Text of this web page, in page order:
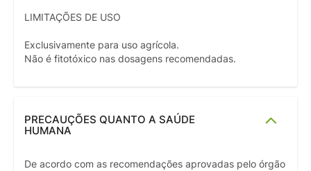
LIMITAÇÕES DE USO
Exclusivamente para uso agrícola.
Não é fitotóxico nas dosagens recomendadas.
PRECAUÇÕES QUANTO A SAÚDE
HUMANA
De acordo com as recomendações aprovadas pelo órgão